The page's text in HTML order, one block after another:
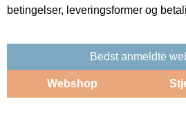
betingelser, leveringsformer og
Bedst anmeldte
Webshop